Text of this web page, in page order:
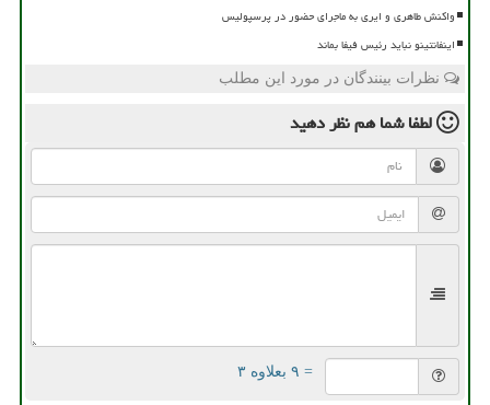
واکنش طاهری و ایری به ماجرای حضور در پرسپولیس
اینفانتینو نباید رئیس فیفا بماند
نظرات بینندگان در مورد این مطلب
لطفا شما همنظر دهید
= ۹ بعلاوه ۳